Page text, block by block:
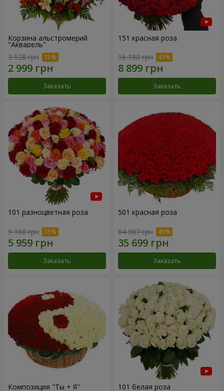
Корзина альстромерий
"Акварель"
3 528 грн
Заказать
151 красная роза
16 180 грн
Заказать
101 разноцветная роза
9 168 грн
Заказать
501 красная роза
64 907 грн
Заказать
Композиция "Ты + Я" 101 белая роза